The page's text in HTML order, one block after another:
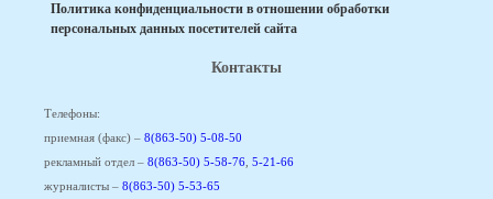
Политика конфиденциальности в отношении обработки
персональных данных посетителей сайта
Контакты
Телефоны:
приемная (факс) – 8(863-50) 5-08-50
рекламный отдел – 8(863-50) 5-58-76, 5-21-66
журналисты – 8(863-50) 5-53-65